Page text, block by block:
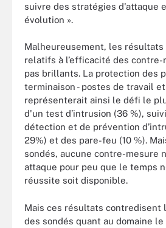
suivre des stratégies d'attaque
évolution ».
Malheureusement, les résultats
relatifs à l’efficacité des contre-
pas brillants. La protection des
terminaison - postes de travail
représenterait ainsi le défi le
d'un test d’intrusion (36 %),
détection et de prévention
29%) et des pare-feu (10 %).
sondés, aucune contre-mesure
attaque pour peu que le temps
réussite soit disponible.
Mais ces résultats contredisent
des sondés quant au domaine